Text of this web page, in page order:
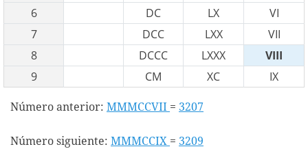
6
DC LX
VI
7
DCC LXX
VII
8
DCCC LXXX
VIII
9
CM XC IX
Número anterior: MMMCCVII = 3207
Número siguiente: MMMCCIX = 3209